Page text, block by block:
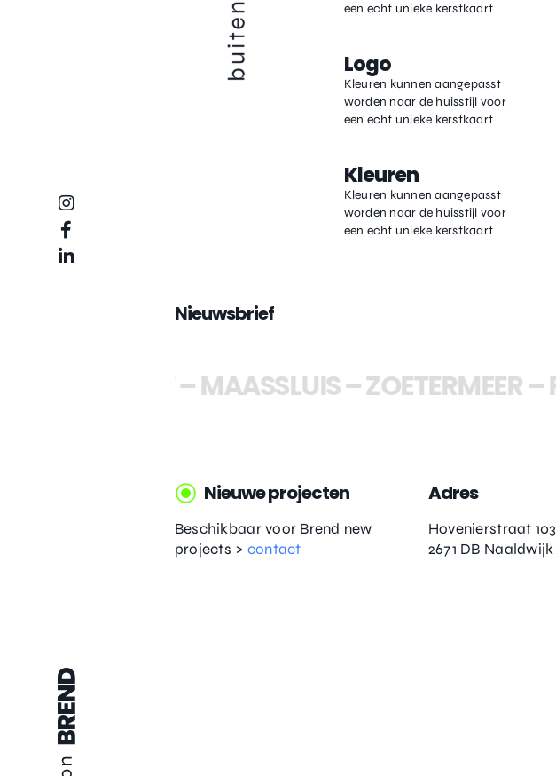
een echt unieke kerstkaart
Logo
Kleuren kunnen aangepasst
worden naar de huisstijl voor
een echt unieke kerstkaart
Kleuren
Kleuren kunnen aangepasst
worden naar de huisstijl voor
een echt unieke kerstkaart
Nieuwsbrief
–MAASSLUIS–ZOETERMEER–
Nieuwe projecten
Beschikbaar voor Brend new
projects > contact
Adres
Hovenierstraat 103
2671 DB Naaldwijk